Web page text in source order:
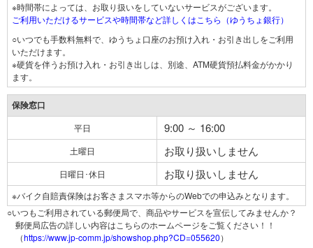
※時間帯によっては、お取り扱いをしていないサービスがございます。
ご利用いただけるサービスや時間帯など詳しくはこちら（ゆうちょ銀行）
○いつでも手数料無料で、ゆうちょ口座のお預け入れ・お引き出しをご利用
いただけます。
※硬貨を伴うお預け入れ・お引き出しは、別途、ATM硬貨預払料金がかかり
ます。
保険窓口
平日 9:00 ～ 16:00
土曜日 お取り扱いしません
日曜日･休日 お取り扱いしません
※バイク自賠責保険はお客さまスマホ等からのWebでの申込みとなります。
○いつもご利用されている郵便局で、商品やサービスを宣伝してみませんか？
郵便局広告の詳しい内容はこちらのホームページをご覧ください！！
（https://www.jp-comm.jp/showshop.php?CD=055620）